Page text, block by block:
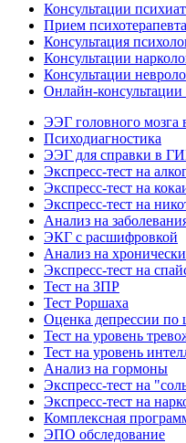
Консультации
Прием психотерапевта
Консультация
Консультации
Консультации
Онлайн-консультации
ЭЭГ головного
Психодиагностика
ЭЭГ для справки в
Экспресс-тест на
Экспресс-тест на
Экспресс-тест на
Анализ на
ЭКГ с расшифровкой
Анализ на
Экспресс-тест на
Тест на ЗПР
Тест Роршаха
Оценка депрессии по
Тест на уровень
Тест на уровень
Анализ на гормоны
Экспресс-тест на
Экспресс-тест на
Комплексная
ЭПО обследование